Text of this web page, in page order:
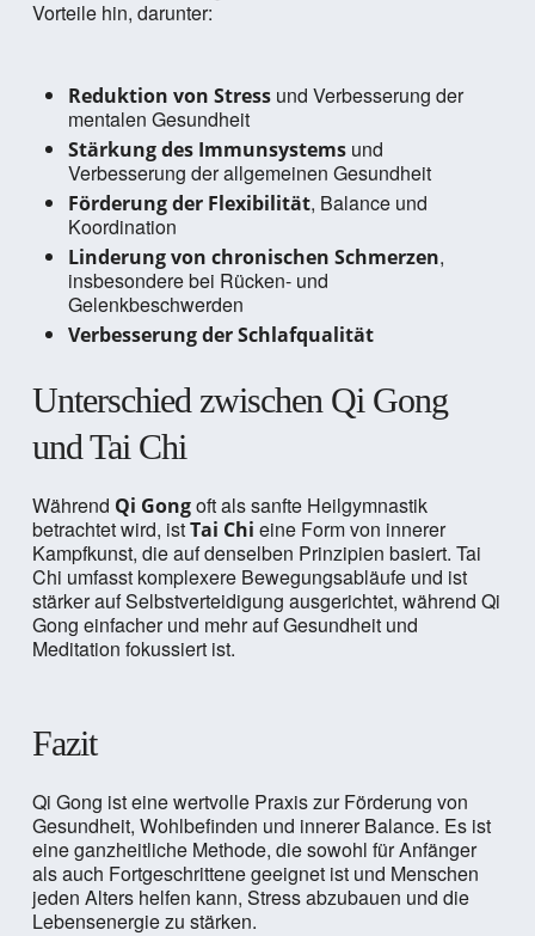
Vorteile hin, darunter:
Reduktion von Stressund Verbesserung der
mentalen Gesundheit
Stärkung des Immunsystemsund
Verbesserung der allgemeinen Gesundheit
Förderung der Flexibilität, Balance und
Koordination
Linderung von chronischen Schmerzen,
insbesondere bei Rücken- und
Gelenkbeschwerden
Verbesserung der Schlafqualität
Unterschied zwischen Qi Gong
und Tai Chi
Während Qi Gongoft als sanfte Heilgymnastik
betrachtet wird, istTai Chi eine Form von innerer
Kampfkunst, die auf denselben Prinzipien basiert. Tai
Chi umfasst komplexere Bewegungsabläufe und ist
stärker auf Selbstverteidigung ausgerichtet, während Qi
Gong einfacher und mehr auf Gesundheit und
Meditation fokussiert ist.
Fazit
Qi Gong ist eine wertvolle Praxis zur Förderung von
Gesundheit, Wohlbefinden und innerer Balance. Es ist
eine ganzheitliche Methode, die sowohl für Anfänger
als auch Fortgeschrittene geeignet ist und Menschen
jeden Alters helfen kann, Stress abzubauen und die
Lebensenergie zu stärken.